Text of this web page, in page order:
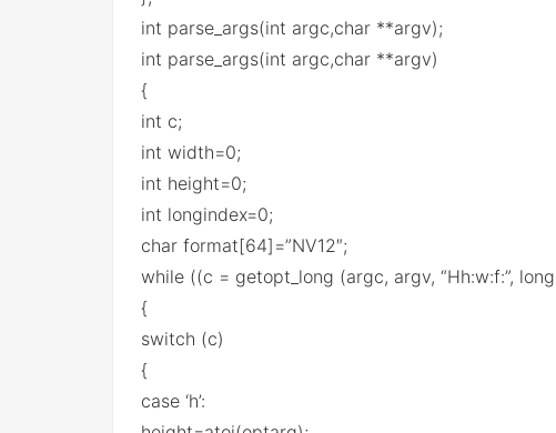
int parse_args(int argc,char **argv);
int parse_args(int argc,char **argv)
{
int c;
int width=0;
int height=0;
int longindex=0;
char format[64]=”NV12″;
while ((c = getopt_long (argc, argv, “Hh:w:f:”,
{
switch (c)
{
case ‘h’: